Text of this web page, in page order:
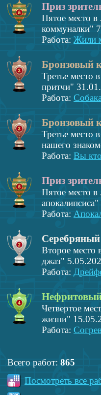
Приз
Пятое место
коммуналки"
Работа: Жили
Бронзовый
Третье место
притчи"
Работа:
Бронзовый
Третье место
нашего
Работа: Вы
Приз
Пятое место в
Работа:
Второе место
джаз"
Работа:
Четвертое
жизни"
Работа:
Всего работ: 865
Посмотреть все